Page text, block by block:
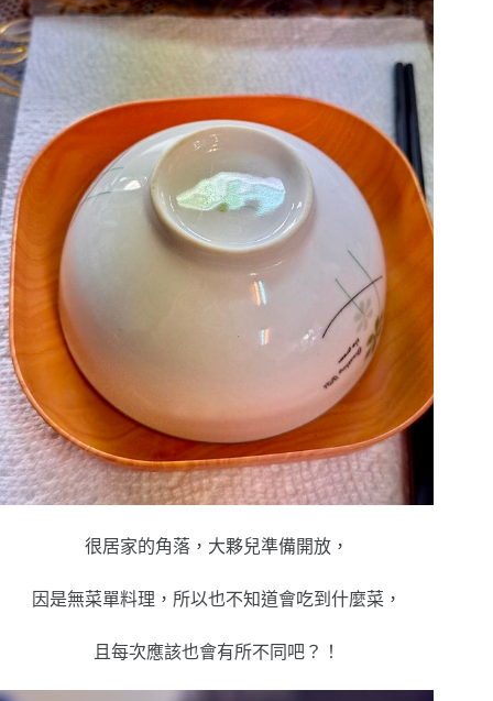
很居家的角落，大夥兒準備開放，
因是無菜單料理，所以也不知道會吃到什麼菜，
且每次應該也會有所不同吧？！